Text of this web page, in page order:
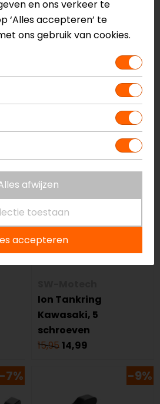
Evo Tankring
Yamaha MT-07 (18-
20)
-6%
Ion Tankring
Kawasaki, 5
schroeven
15,9514,99
-7% -9%
en ons verkeer te
‘Alles accepteren’ te
ons gebruik van cookies.
afwijzen
toestaan
accepteren